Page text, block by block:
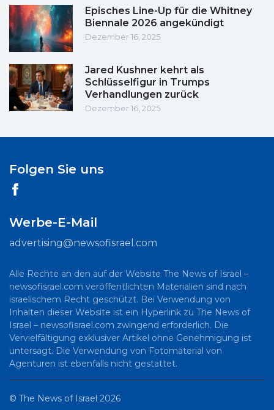
Episches Line-Up für die Whitney
Biennale 2026 angekündigt
Dezember 16, 2025
Jared Kushner kehrt als
Schlüsselfigur in Trumps
Verhandlungen zurück
Dezember 16, 2025
Folgen Sie uns
Werbe-E-Mail
advertising@newsofisrael.com
Alle Rechte an den auf der Website The News of Israel –
newsofisrael.com veröffentlichten Materialien sind nach
israelischem Recht geschützt. Bei Verwendung von
Inhalten dieser Website ist ein Hyperlink zu The News of
Israel – newsofisrael.com zwingend erforderlich. Die
Vervielfältigung exklusiver Artikel ohne Genehmigung ist
untersagt. Die Verwendung von Fotomaterial von
Agenturen ist ebenfalls nicht gestattet.
© The News of Israel 2026